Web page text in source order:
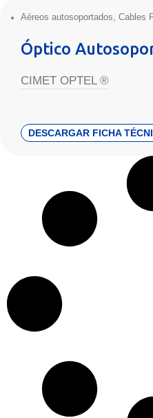
Aéreos autosoportados, Cables
Óptico
CIMET OPTEL ®
DESCARGAR FICHA